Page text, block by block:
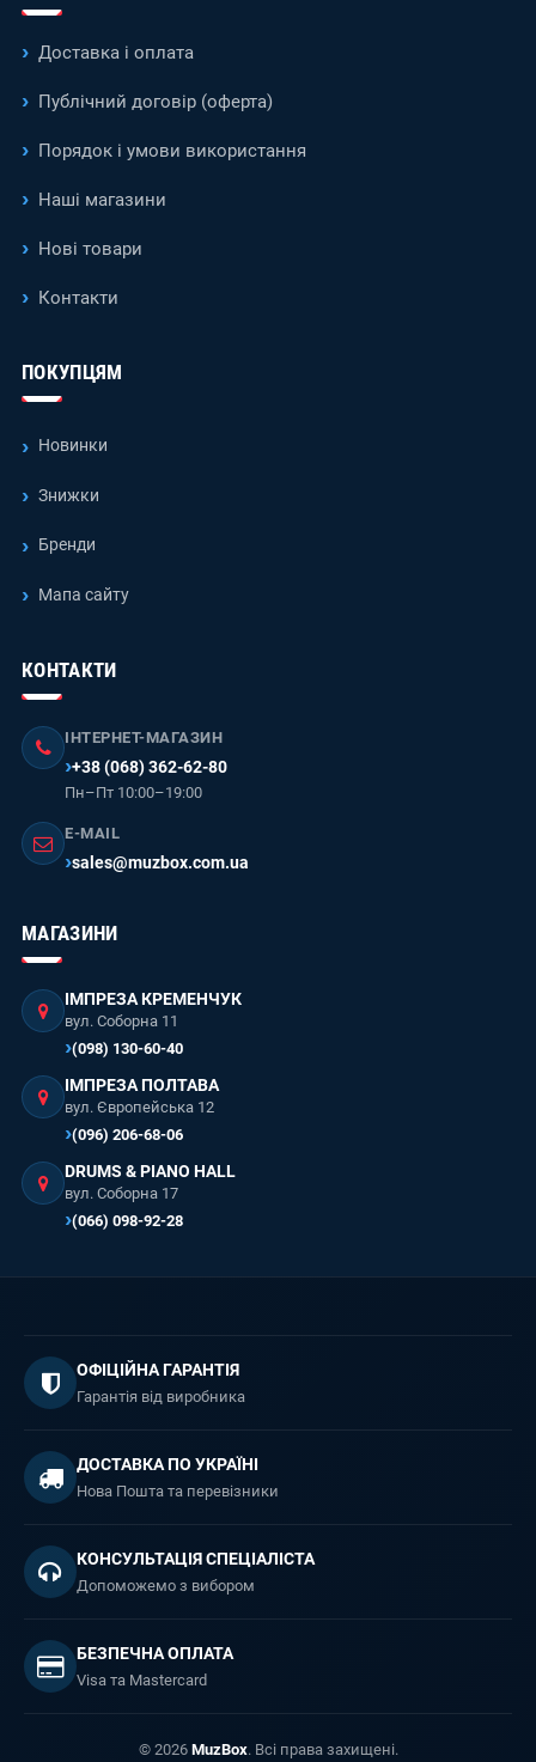
Доставка і оплата
Публічний договір (оферта)
Порядок і умови використання
Наші магазини
Нові товари
Контакти
ПОКУПЦЯМ
Новинки
Знижки
Бренди
Мапа сайту
КОНТАКТИ
ІНТЕРНЕТ-МАГАЗИН
+38 (068) 362-62-80
Пн–Пт 10:00–19:00
E-MAIL
sales@muzbox.com.ua
МАГАЗИНИ
ІМПРЕЗА КРЕМЕНЧУК
вул. Соборна 11
(098) 130-60-40
ІМПРЕЗА ПОЛТАВА
вул. Європейська 12
(096) 206-68-06
DRUMS & PIANO HALL
вул. Соборна 17
(066) 098-92-28
ОФІЦІЙНА ГАРАНТІЯ
Гарантія від виробника
ДОСТАВКА ПО УКРАЇНІ
Нова Пошта та перевізники
КОНСУЛЬТАЦІЯ СПЕЦІАЛІСТА
Допоможемо з вибором
БЕЗПЕЧНА ОПЛАТА
Visa та Mastercard
© 2026 MuzBox. Всі права захищені.